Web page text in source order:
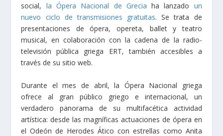
social, la Ópera Nacional de Grecia ha lanzado un
nuevo ciclo de transmisiones gratuitas. Se trata de
presentaciones de ópera, opereta, ballet y teatro
musical, en colaboración con la cadena de la radio-
televisión pública griega ERT, también accesibles a
través de su sitio web.
Durante el mes de abril, la Ópera Nacional griega
ofrece al gran público griego e internacional, un
verdadero panorama de su multifacética actividad
artística: desde las magníficas actuaciones de ópera en
el Odeón de Herodes Ático con estrellas como Anita